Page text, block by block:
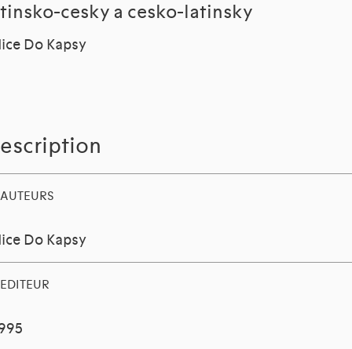
cesky a cesko-latinsky
Do Kapsy
AUTEURS
Do Kapsy
EDITEUR